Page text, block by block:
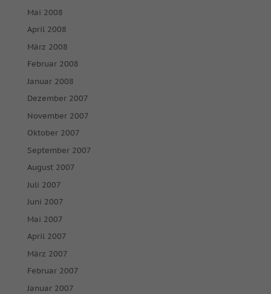
Mai 2008
April 2008
März 2008
Februar 2008
Januar 2008
Dezember 2007
November 2007
Oktober 2007
September 2007
August 2007
Juli 2007
Juni 2007
Mai 2007
April 2007
März 2007
Februar 2007
Januar 2007